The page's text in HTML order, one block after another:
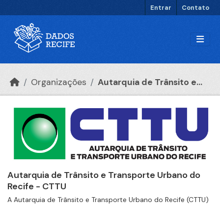
Entrar Contato
Organizações Autarquia de Trânsito e...
Autarquia de Trânsito e Transporte Urbano do
Recife - CTTU
A Autarquia de Trânsito e Transporte Urbano do Recife (CTTU)